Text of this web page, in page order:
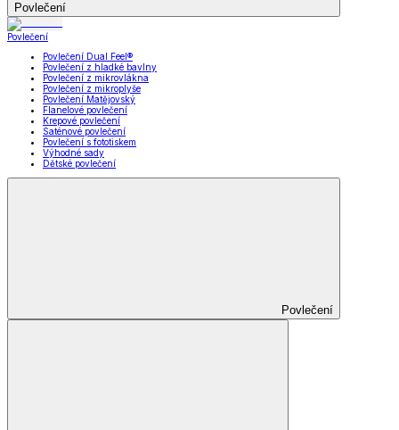
Povlečení
Povlečení
Povlečení Dual Feel®
Povlečení z hladké bavlny
Povlečení z mikrovlákna
Povlečení z mikroplyše
Povlečení Matějovský
Flanelové povlečení
Krepové povlečení
Saténové povlečení
Povlečení s fototiskem
Výhodné sady
Dětské povlečení
Povlečení